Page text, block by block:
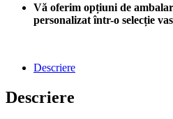
Vă oferim opțiuni de
personalizat într-o selecție
Descriere
Descriere